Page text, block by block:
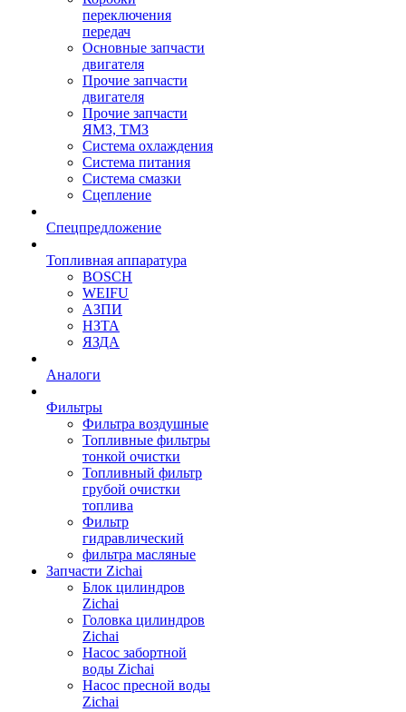
переключения
передач
Основные запчасти
двигателя
Прочие запчасти
двигателя
Прочие запчасти
ЯМЗ, ТМЗ
Система охлаждения
Система питания
Система смазки
Сцепление
Спецпредложение
Топливная аппаратура
BOSCH
WEIFU
АЗПИ
НЗТА
ЯЗДА
Аналоги
Фильтры
Фильтра воздушные
Топливные фильтры
тонкой очистки
Топливный фильтр
грубой очистки
топлива
Фильтр
гидравлический
фильтра масляные
Запчасти Zichai
Блок цилиндров
Zichai
Головка цилиндров
Zichai
Насос забортной
воды Zichai
Насос пресной воды
Zichai